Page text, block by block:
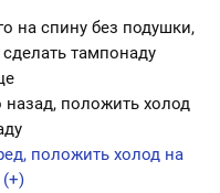
на спину без подушки,
тампонаду
назад, положить холод
положить холод на
(+)